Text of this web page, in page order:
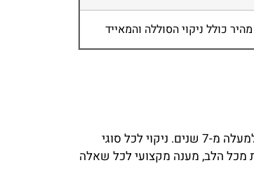
כולל ניקוי הסוללה והמאייד
עומרי אלשיך בעלים של חברת מזגן נקי, מתמחה בניקוי מזגנים כבר למעלה מ-7 שנים. ניקוי לכל סוגי
מכל הלב, מענה מקצועי לכל שאלה